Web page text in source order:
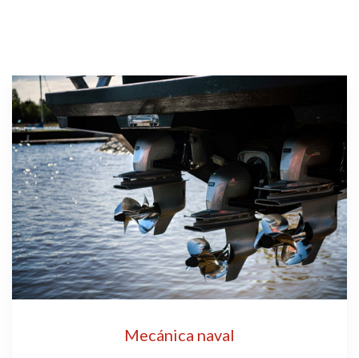
Mecánica naval